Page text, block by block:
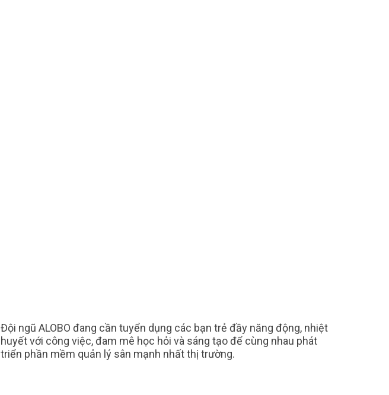
Đội ngũ ALOBO đang cần tuyển dụng các bạn trẻ đầy năng động, nhiệt
huyết với công việc, đam mê học hỏi và sáng tạo để cùng nhau phát
triển phần mềm quản lý sân mạnh nhất thị trường.